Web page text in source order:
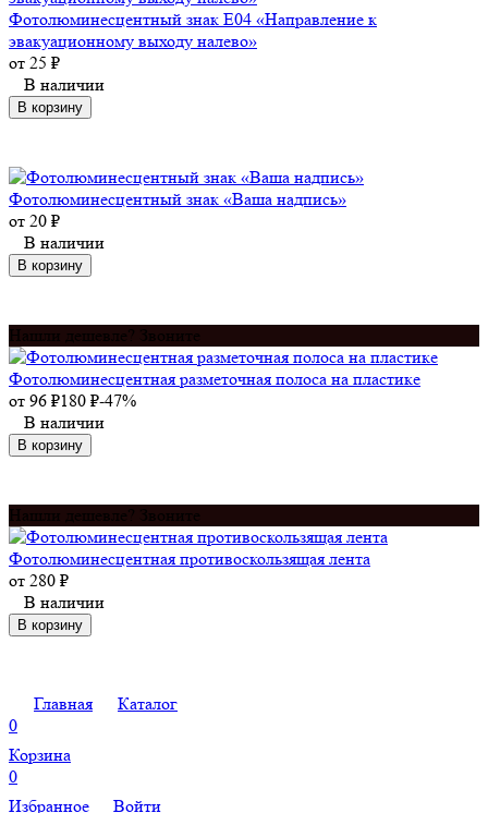
Фотолюминесцентный знак Е04 «Направление к
эвакуационному выходу налево»
от 25 ₽
В наличии
В корзину
Фотолюминесцентный знак «Ваша надпись»
от 20 ₽
В наличии
В корзину
Нашли дешевле? Звоните
Фотолюминесцентная разметочная полоса на пластике
от 96 ₽180 ₽-47%
В наличии
В корзину
Нашли дешевле? Звоните
Фотолюминесцентная противоскользящая лента
от 280 ₽
В наличии
В корзину
Главная
Каталог
0
Корзина
0
Избранное
Войти